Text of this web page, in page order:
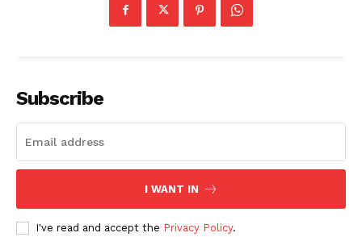
Subscribe
I WANT IN
I've read and accept the Privacy Policy.